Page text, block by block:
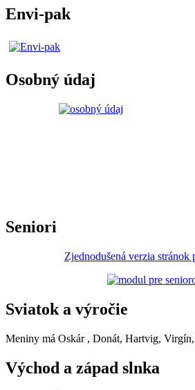
Envi-pak
Osobný údaj
Seniori
Zjednodušená verzia stránok
Sviatok a výročie
Meniny má Oskár , Donát, Hartvig,
Východ a západ slnka